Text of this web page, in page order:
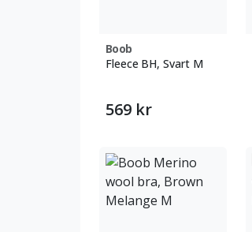
Boob
Fleece BH, Svart M
569 kr